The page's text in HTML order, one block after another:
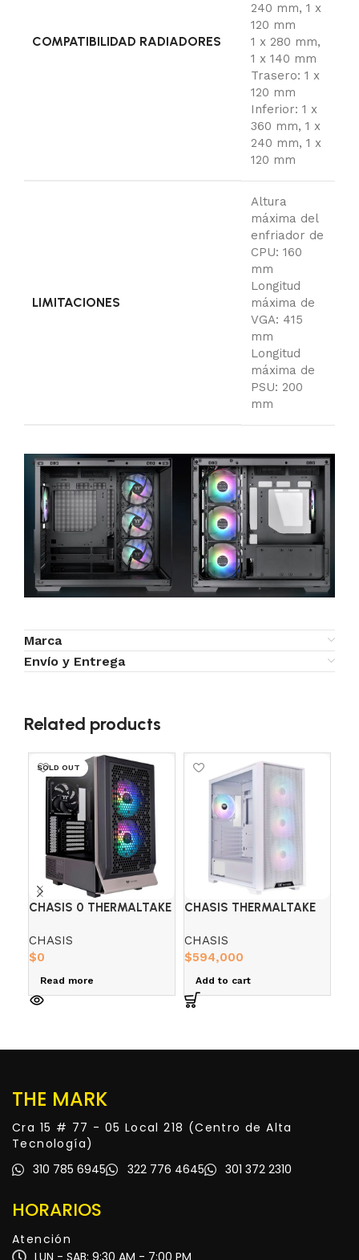
COMPATIBILIDAD RADIADORES
240 mm, 1 x
120 mm
1 x 280 mm,
1 x 140 mm
Trasero: 1 x
120 mm
Inferior: 1 x
360 mm, 1 x
240 mm, 1 x
120 mm
LIMITACIONES
Altura
máxima del
enfriador de
CPU: 160
mm
Longitud
máxima de
VGA: 415
mm
Longitud
máxima de
PSU: 200
mm
Marca
Envío y Entrega
Related products
SOLD OUT
CHASIS 0 THERMALTAKE
BRONZE BLACK
CHASIS
$0
Read more
CHASIS THERMALTAKE
WHITE
CHASIS
$594,000
Add to cart
THE MARK
Cra 15 # 77 - 05 Local 218 (Centro de Alta
Tecnología)
310 785 6945
322 776 4645 301 372 2310
HORARIOS
Atención